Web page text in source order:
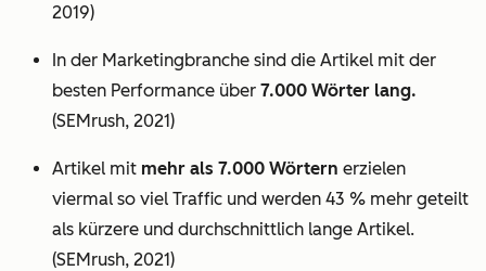
2019)
In der Marketingbranche sind die Artikel mit der
besten Performance über 7.000 Wörter lang.
(SEMrush, 2021)
Artikel mit mehr als 7.000 Wörtern erzielen
viermal so viel Traffic und werden 43 % mehr geteilt
als kürzere und durchschnittlich lange Artikel.
(SEMrush, 2021)